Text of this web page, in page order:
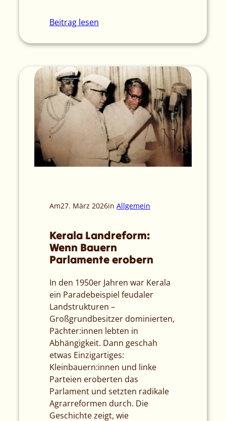
Beitrag lesen
Am27. März 2026in Allgemein
Kerala Landreform:
Wenn Bauern
Parlamente erobern
In den 1950er Jahren war Kerala
ein Paradebeispiel feudaler
Landstrukturen –
Großgrundbesitzer dominierten,
Pächter:innen lebten in
Abhängigkeit. Dann geschah
etwas Einzigartiges:
Kleinbauern:innen und linke
Parteien eroberten das
Parlament und setzten radikale
Agrarreformen durch. Die
Geschichte zeigt, wie